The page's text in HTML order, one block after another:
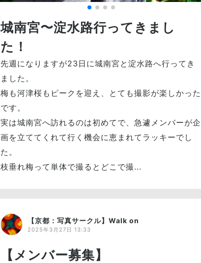
城南宮〜淀水路行ってきまし
た！
先週になりますが23日に城南宮と淀水路へ行ってき
ました。
梅も河津桜もピークを迎え、とても撮影が楽しかった
です。
実は城南宮へ訪れるのは初めてで、急遽メンバーが企
画を立ててくれて行く機会に恵まれてラッキーでし
た。
枝垂れ梅って単体で撮るとどこで撮...
【京都：写真サークル】Walk on
2025年3月27日 13:33
【メンバー募集】